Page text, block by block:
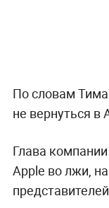
По словам
не вернуться в
Глава
Apple во лжи,